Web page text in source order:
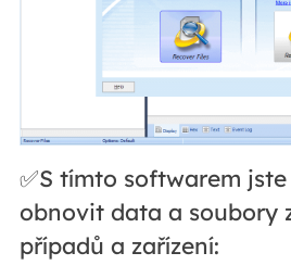
✅S tímto softwarem
obnovit data a soubory
případů a zařízení: